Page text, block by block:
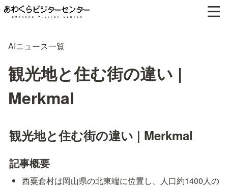
AIニュース一覧
観光地と住む街の違い |
Merkmal
観光地と住む街の違い | Merkmal
記事概要
西粟倉村は岡山県の北東端に位置し、人口約1400人の